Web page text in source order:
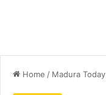
Home / Madura Today